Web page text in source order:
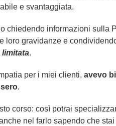
e svantaggiata.
chiedendo informazioni sulla
loro gravidanze e
limitata.
per i miei clienti, avevo
.
corso: così potrai
nel farlo sapendo che